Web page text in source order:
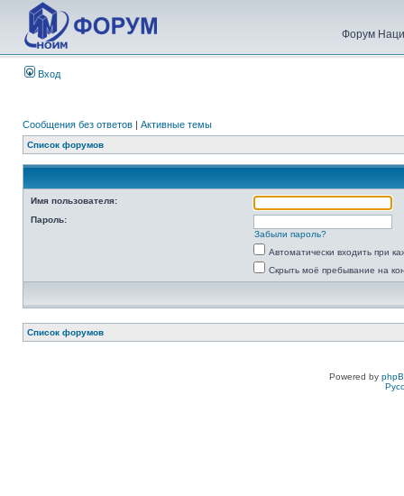
Форум
Вход
Сообщения без ответов | Активные темы
Список форумов
Имя пользователя:
Пароль:
Забыли пароль?
Автоматически входить при
Скрыть моё пребывание на
Список форумов
Powered by